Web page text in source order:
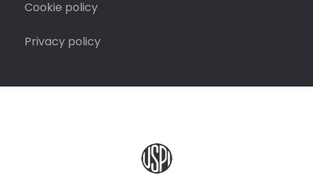
Cookie policy
Privacy policy